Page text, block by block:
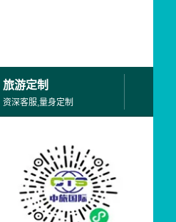
旅游定制
资深客服,量身定制